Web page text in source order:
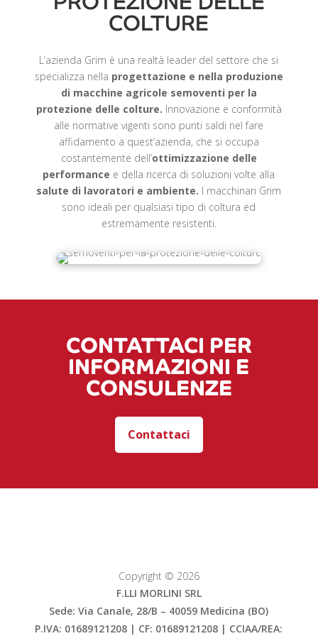
COLTURE
L’azienda Grim è una realtà leader del settore che si
specializza nella progettazione e nella produzione
di macchine agricole semoventi per la
protezione delle colture. Innovazione e conformità
alle normative vigenti sono punti saldi nel fare
affidamento a quest’azienda, che si occupa
costantemente dell’ottimizzazione delle
performance e della ricerca di soluzioni volte alla
salute di lavoratori e ambiente. I macchinari Grim
sono ideali per qualsiasi tipo di coltura ed
estremamente resistenti.
CONTATTACI PER
INFORMAZIONI E
CONSULENZE
Contattaci
Copyright © 2026
F.LLI MORLINI SRL
Sede: Via Canale, 28/B – 40059 Medicina (BO)
P.IVA: 01689121208 | CF: 01689121208 | CCIAA/REA: